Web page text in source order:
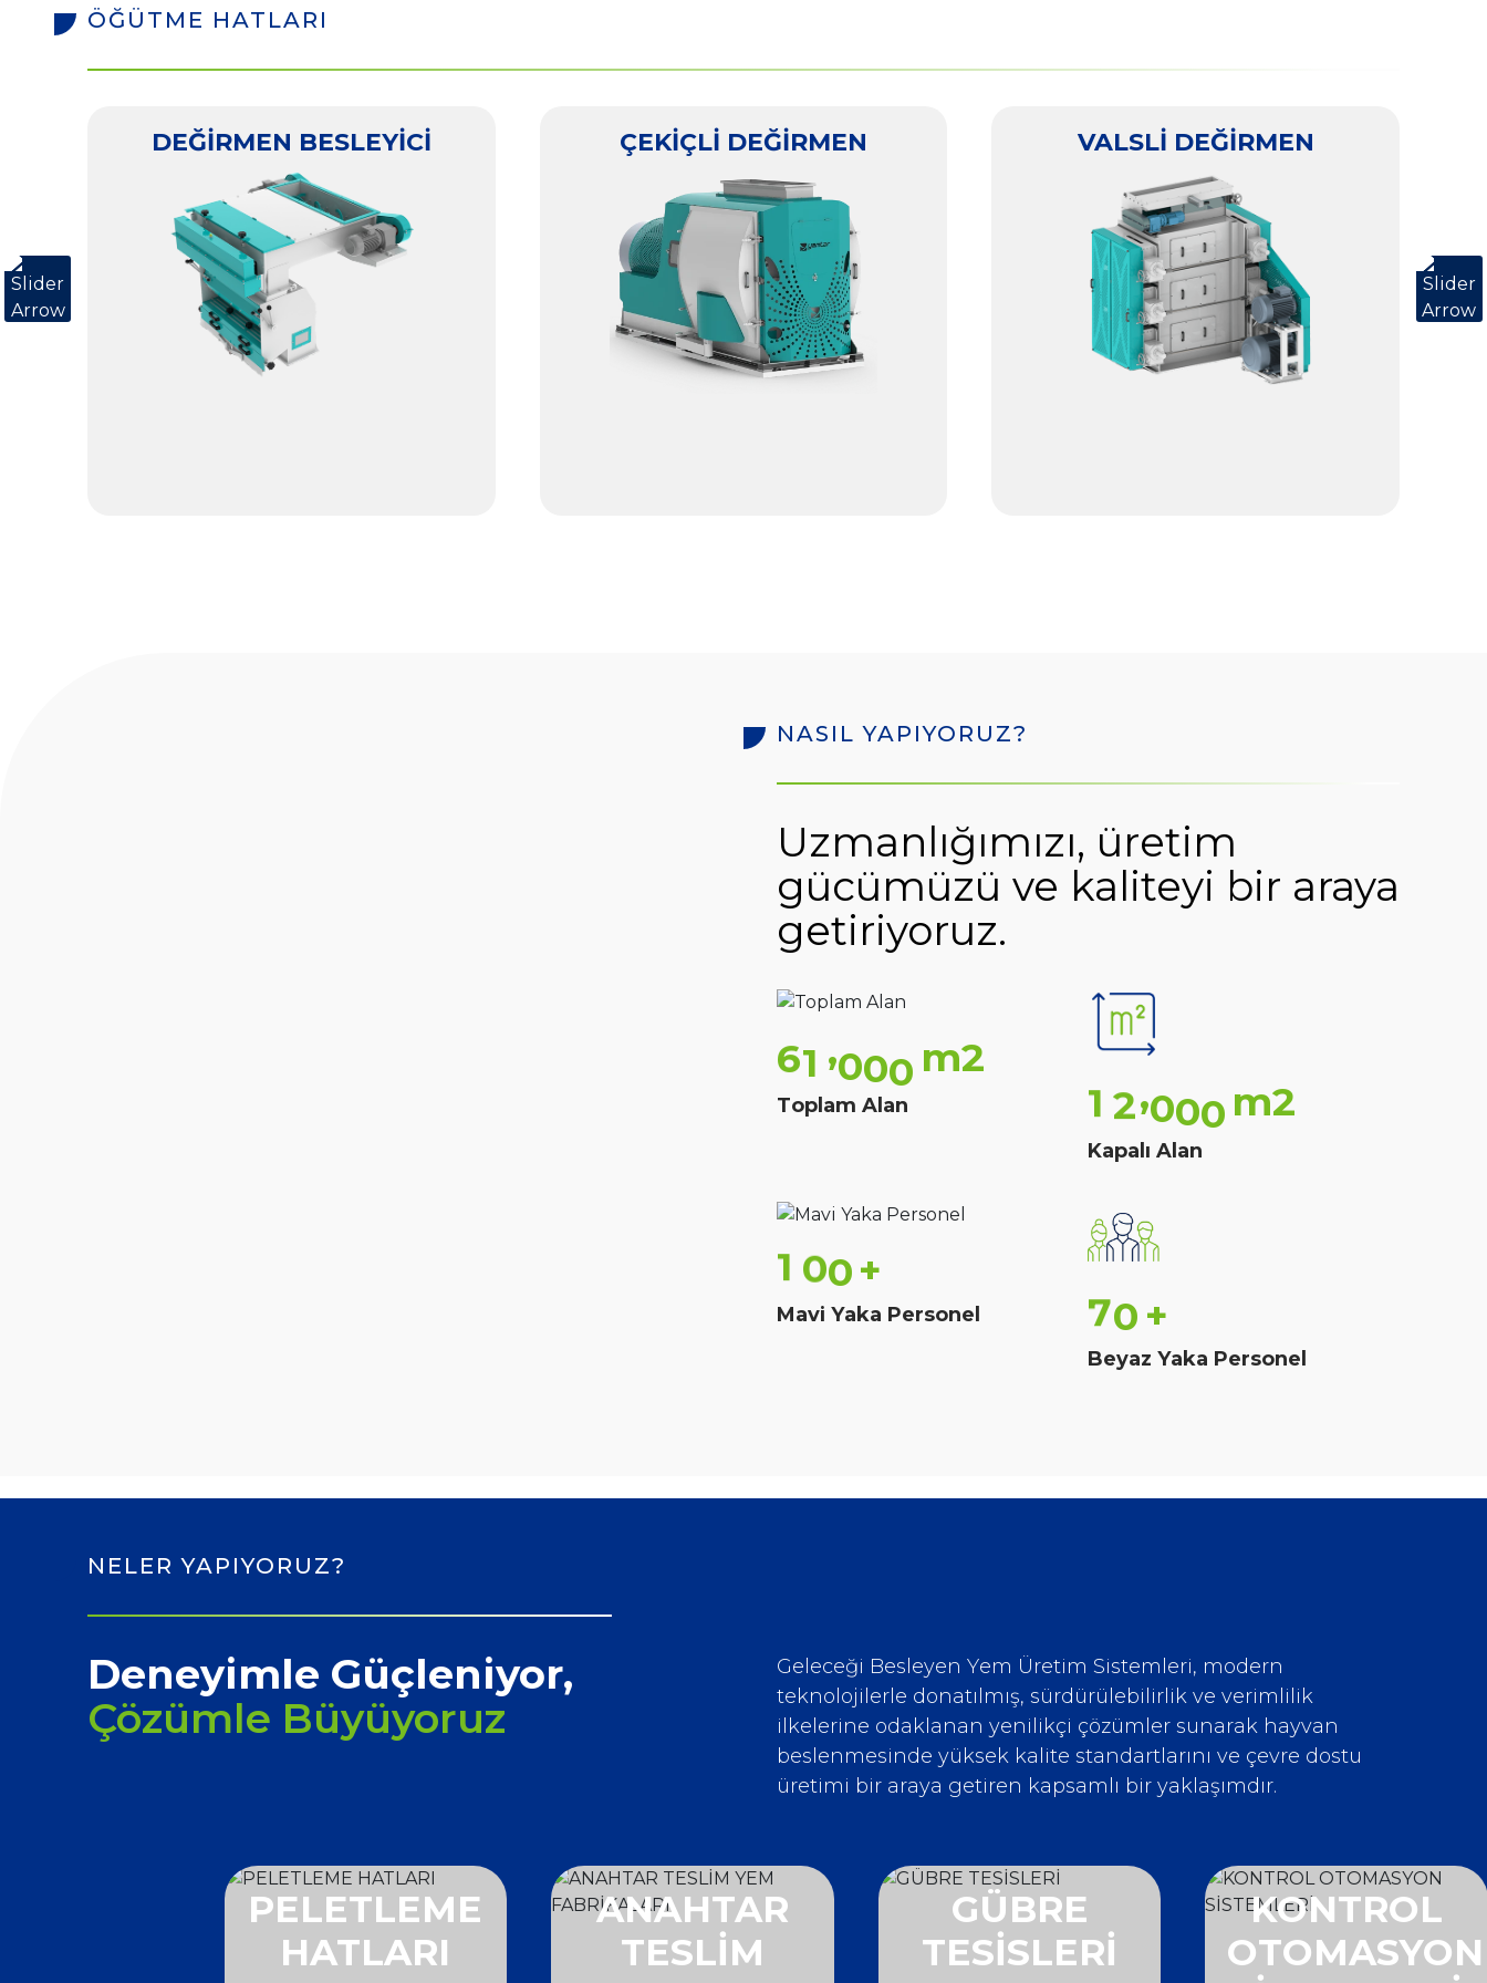
ÖĞÜTME HATLARI
DEĞİRMEN BESLEYİCİ ÇEKİÇLİ DEĞİRMEN VALSLİ DEĞİRMEN
NASIL YAPIYORUZ?
Uzmanlığımızı, üretim
gücümüzü ve kaliteyi bir araya
getiriyoruz.
61 ,000 m2
Toplam Alan 1 2,000 m2
Kapalı Alan
1 00+
Mavi Yaka Personel 70 +
Beyaz Yaka Personel
NELER YAPIYORUZ?
Deneyimle Güçleniyor,
Çözümle Büyüyoruz
Geleceği Besleyen Yem Üretim Sistemleri, modern
teknolojilerle donatılmış, sürdürülebilirlik ve verimlilik
ilkelerine odaklanan yenilikçi çözümler sunarak hayvan
beslenmesinde yüksek kalite standartlarını ve çevre dostu
üretimi bir araya getiren kapsamlı bir yaklaşımdır.
PELETLEME
HATLARI
ANAHTAR
TESLİM
GÜBRE
TESİSLERİ
KONTROL
OTOMASYON